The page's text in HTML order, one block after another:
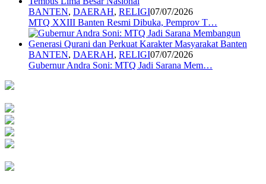
BANTEN, DAERAH, RELIGI07/07/2026
MTQ XXIII Banten Resmi Dibuka, Pemprov T…
BANTEN, DAERAH, RELIGI07/07/2026
Gubernur Andra Soni: MTQ Jadi Sarana Mem…